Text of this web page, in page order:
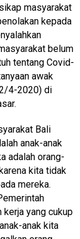
masyarakat
kepada
belum
tentang Covid-
awak
4-2020) di
Bali
anak-anak
adalah orang-
kita tidak
mereka.
yang cukup
anak kita